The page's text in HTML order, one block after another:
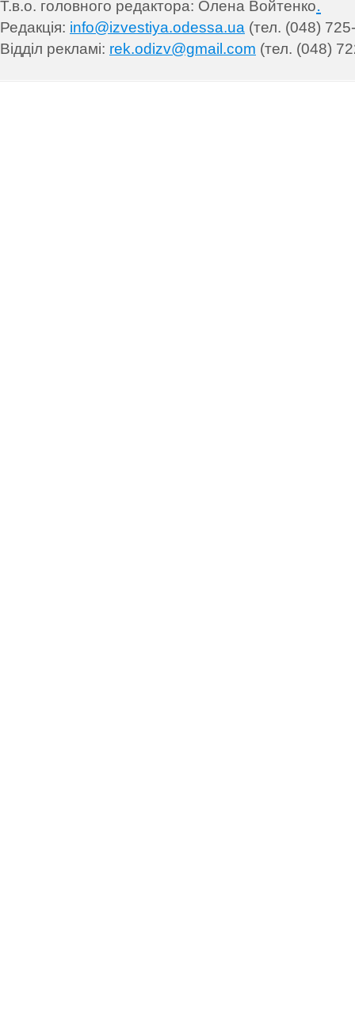
Т.в.о. головного редактора: Олена Войтенко.
Редакція: info@izvestiya.odessa.ua (тел. (048)
Відділ рекламі: rek.odizv@gmail.com (тел. (048)